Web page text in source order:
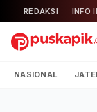
REDAKSI INFO
NASIONAL